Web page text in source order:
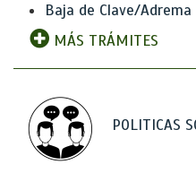
Baja de Clave/
MÁS TRÁMITES
POLITICAS